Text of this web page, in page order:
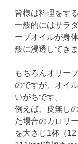
皆様は料理をす
一般的にはサラ
ーブオイルが身
般に浸透してき
もちろんオリー
のですが、オイ
いがちです。
例えば、皮無し
た場合のカロリ
を大さじ1杯（